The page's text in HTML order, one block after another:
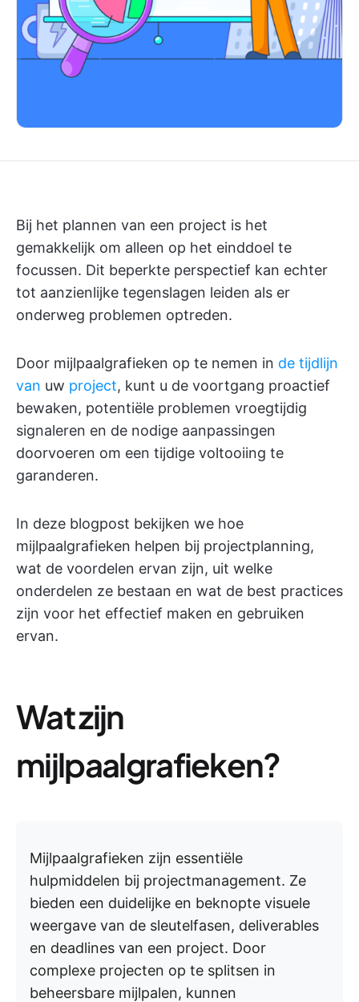
Bij het plannen van een project is het
gemakkelijk om alleen op het einddoel te
focussen. Dit beperkte perspectief kan echter
tot aanzienlijke tegenslagen leiden als er
onderweg problemen optreden.
Door mijlpaalgrafieken op te nemen in de tijdlijn
van uw project, kunt u de voortgang proactief
bewaken, potentiële problemen vroegtijdig
signaleren en de nodige aanpassingen
doorvoeren om een tijdige voltooiing te
garanderen.
In deze blogpost bekijken we hoe
mijlpaalgrafieken helpen bij projectplanning,
wat de voordelen ervan zijn, uit welke
onderdelen ze bestaan en wat de best practices
zijn voor het effectief maken en gebruiken
ervan.
Wat zijn
mijlpaalgrafieken?
Mijlpaalgrafieken zijn essentiële
hulpmiddelen bij projectmanagement. Ze
bieden een duidelijke en beknopte visuele
weergave van de sleutelfasen, deliverables
en deadlines van een project. Door
complexe projecten op te splitsen in
beheersbare mijlpalen, kunnen